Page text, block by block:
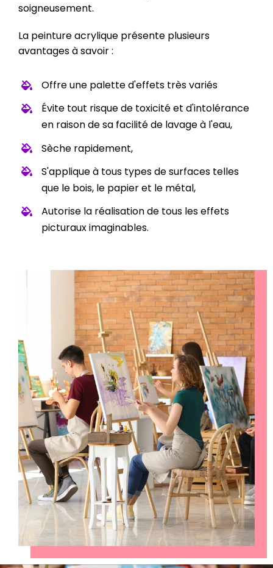
soigneusement.
La peinture acrylique présente plusieurs
avantages à savoir :
Offre une palette d'effets très variés
Évite tout risque de toxicité et d'intolérance
en raison de sa facilité de lavage à l'eau,
Sèche rapidement,
S'applique à tous types de surfaces telles
que le bois, le papier et le métal,
Autorise la réalisation de tous les effets
picturaux imaginables.